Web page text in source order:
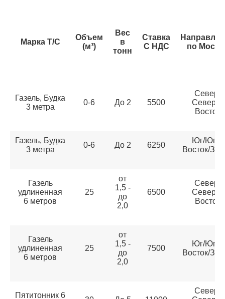
Марка Т/С
Объем
(м³)
Вес
в
тонн
Ставка
С НДС
по
Газель, Будка
3 метра
0-6 До 2 5500
Север/
Северо-
Восток
Газель, Будка
3 метра
0-6 До 2 6250
Юг/Юго-
Восток/
Газель
удлиненная
6 метров
25
от
1,5 -
до
2,0
6500
Север/
Северо-
Восток
Газель
удлиненная
6 метров
25
от
1,5 -
до
2,0
7500
Юг/Юго-
Восток/
Пятитонник 6
Север/